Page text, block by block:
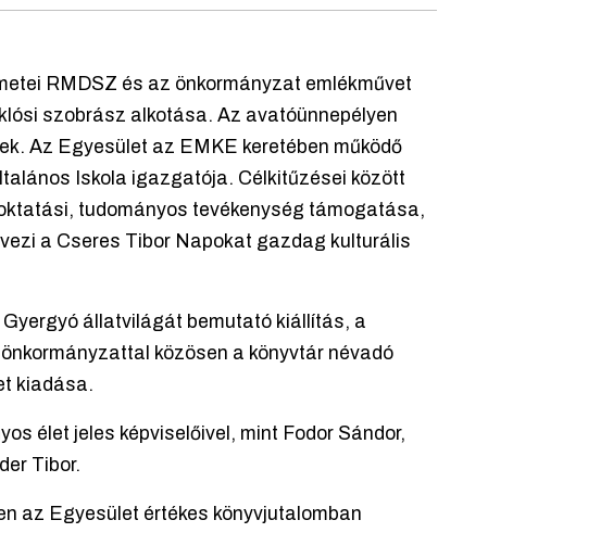
RMDSZ és az önkormányzat emlékművet
szobrász alkotása. Az avatóünnepélyen
Az Egyesület az EMKE keretében működő
Iskola igazgatója. Célkitűzései között
tudományos tevékenység támogatása,
a Cseres Tibor Napokat gazdag kulturális
állatvilágát bemutató kiállítás, a
közösen a könyvtár névadó
kiadása.
élet jeles képviselőivel, mint Fodor Sándor,
Tibor.
az Egyesület értékes könyvjutalomban